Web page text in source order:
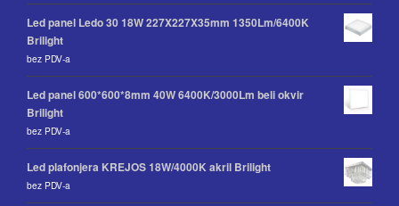
Led panel Ledo 30 18W 227X227X35mm 1350Lm/6400K
Brilight
bez PDV-a
Led panel 600*600*8mm 40W 6400K/3000Lm beli okvir
Brilight
bez PDV-a
Led plafonjera KREJOS 18W/4000K akril Brilight
bez PDV-a